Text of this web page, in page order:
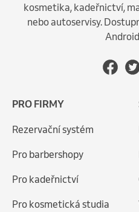
kosmetika, kadeřnictví,
nebo autoservisy.
PRO FIRMY
Rezervační systém
Pro barbershopy
Pro kadeřnictví
Pro kosmetická studia